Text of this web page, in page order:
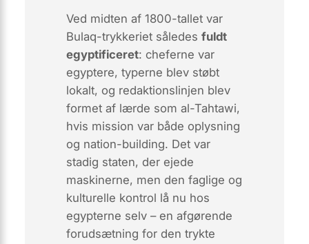
Ved midten af 1800-tallet var
Bulaq-trykkeriet således fuldt
egyptificeret: cheferne var
egyptere, typerne blev støbt
lokalt, og redaktionslinjen blev
formet af lærde som al-Tahtawi,
hvis mission var både oplysning
og nation-building. Det var
stadig staten, der ejede
maskinerne, men den faglige og
kulturelle kontrol lå nu hos
egypterne selv – en afgørende
forudsætning for den trykte